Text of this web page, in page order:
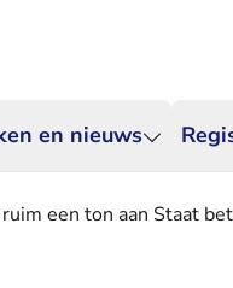
en nieuws
een ton aan Staat